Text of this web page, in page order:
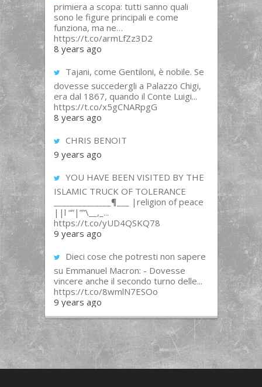
primiera a scopa: tutti sanno quali
sono le figure principali e come
funziona, ma ne…
https://t.co/armLfZz3D2
8 years ago
Tajani, come Gentiloni, è nobile. Se
dovesse succedergli a Palazzo Chigi,
era dal 1867, quando il Conte Luigi...
https://t.co/x5gCNARpgG
8 years ago
CHRIS BENOIT
9 years ago
YOU HAVE BEEN VISITED BY THE
ISLAMIC TRUCK OF TOLERANCE
______________¶___ |religion of peace
||l “”|””\__,_...
https://t.co/yUD4QSKQ78
9 years ago
Dieci cose che potresti non sapere
su Emmanuel Macron: - Dovesse
vincere anche il secondo turno delle...
https://t.co/8wmlN7ESOo
9 years ago